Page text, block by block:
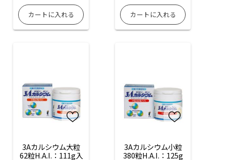
3Aカルシウム大粒
62粒H.A.I.：111g入
3Aカルシウム小粒
380粒H.A.I.：125g